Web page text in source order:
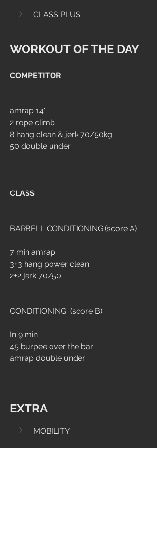
CLASS PLUS
WORKOUT OF THE DAY
COMPETITOR
amrap 14’:
2 rope climb
8 hang clean & jerk 70/50kg
50 double under
CLASS
BARBELL CONDITIONING (score A)
7 min amrap
3+3 hang power clean
2+2 jerk 70/50
CONDITIONING  (score B)
In 9 min
45 burpee over the bar
amrap double under
EXTRA
MOBILITY